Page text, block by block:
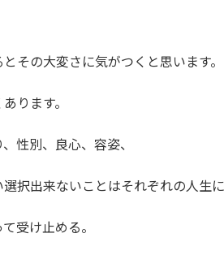
その大変さに気がつくと思います。
ります。
性別、良心、容姿、
択出来ないことはそれぞれの人生
受け止める。